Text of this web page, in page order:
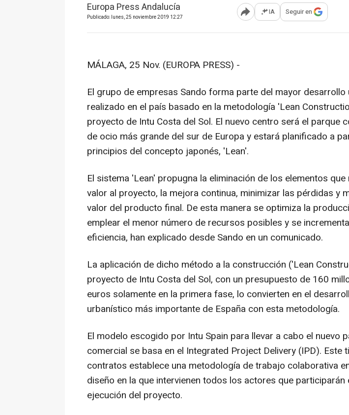
Europa Press Andalucía
Publicado: lunes, 25 noviembre 2019 12:27 Abrir opciones para
IA Seguir en
MÁLAGA, 25 Nov. (EUROPA PRESS) -
El grupo de empresas Sando forma parte del mayor
realizado en el país basado en la metodología 'Lean
proyecto de Intu Costa del Sol. El nuevo centro será el parque
de ocio más grande del sur de Europa y estará planificado a
principios del concepto japonés, 'Lean'.
El sistema 'Lean' propugna la eliminación de los elementos
valor al proyecto, la mejora continua, minimizar las pérdidas y
valor del producto final. De esta manera se optimiza la
emplear el menor número de recursos posibles y se
eficiencia, han explicado desde Sando en un comunicado.
La aplicación de dicho método a la construcción ('Lean
proyecto de Intu Costa del Sol, con un presupuesto de 160
euros solamente en la primera fase, lo convierten en el
urbanístico más importante de España con esta metodología.
El modelo escogido por Intu Spain para llevar a cabo el nuevo
comercial se basa en el Integrated Project Delivery (IPD). Este
contratos establece una metodología de trabajo colaborativa
diseño en la que intervienen todos los actores que participarán
ejecución del proyecto.